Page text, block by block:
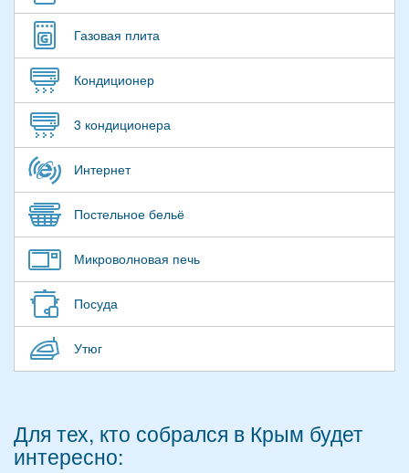
Газовая плита
Кондиционер
3 кондиционера
Интернет
Постельное бельё
Микроволновая печь
Посуда
Утюг
Для тех, кто собрался в Крым будет
интересно: